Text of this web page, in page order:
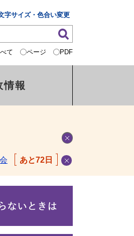
字サイズ・色合い変更
て ページ PDF
情報
あと72日